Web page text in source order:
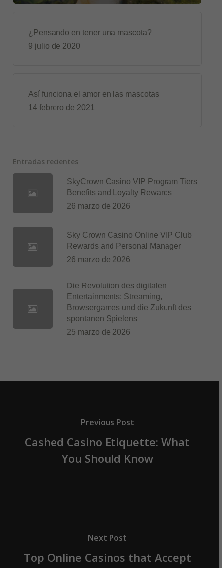
¿Pensando en tener una mascota?
9 julio de 2020
Así funciona el amor en las mascotas
14 febrero de 2021
Entradas recientes
SkyCrown Casino VIP Program Tiers
Benefits and Loyalty Rewards
26 marzo de 2026
Sky Crown Casino Online VIP Club
Rewards and Personal Manager
26 marzo de 2026
Die Revolution des digitalen
Entertainments: Streaming,
Browsergames und die Zukunft des
spontanen Spielens
25 marzo de 2026
Previous Post
Cashed Casino Etiquette: What
You Should Know
Next Post
Top Online Casinos that Accept